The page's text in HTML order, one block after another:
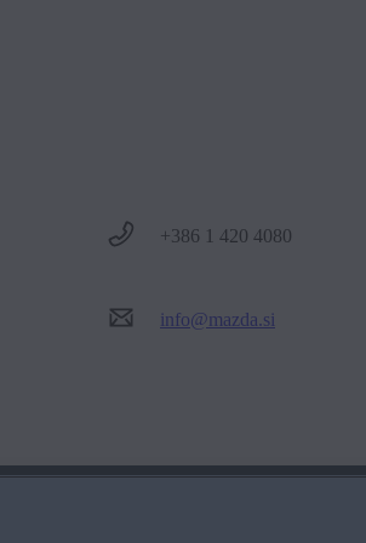
+386 1 420 4080
info@mazda.si